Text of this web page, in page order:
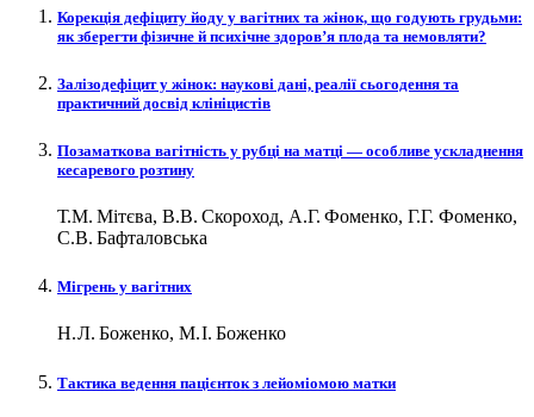
Корекція дефіциту йоду у вагітних та жінок, що годують грудьми:
як зберегти фізичне й психічне здоров’я плода та немовляти?
Залізодефіцит у жінок: наукові дані, реалії сьогодення та
практичний досвід клініцистів
Позаматкова вагітність у рубці на матці — особливе ускладнення
кесаревого розтину
Т.М. Мітєва, В.В. Скороход, А.Г. Фоменко, Г.Г. Фоменко,
С.В. Бафталовська
Мігрень у вагітних
Н. Л. Боженко, М. І. Боженко
Тактика ведення пацієнток з лейоміомою матки